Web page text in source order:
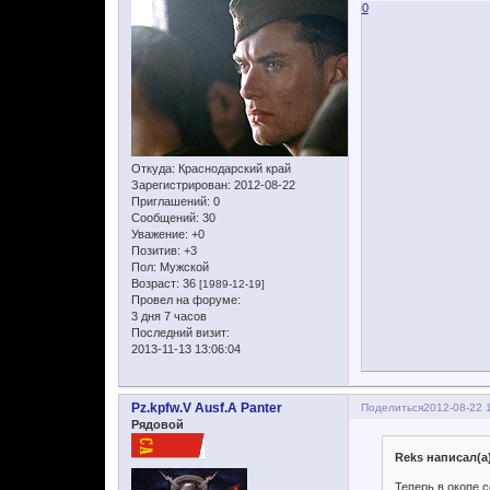
Откуда: Краснодарский край
Зарегистрирован: 2012-08-22
Приглашений: 0
Сообщений: 30
Уважение: +0
Позитив: +3
Пол: Мужской
Возраст: 36 [1989-12-19]
Провел на форуме:
3 дня 7 часов
Последний визит:
2013-11-13 13:06:04
0
Поделиться2012-08-22
Pz.kpfw.V Ausf.A Panter
Рядовой
Reks
Теперь в окопе